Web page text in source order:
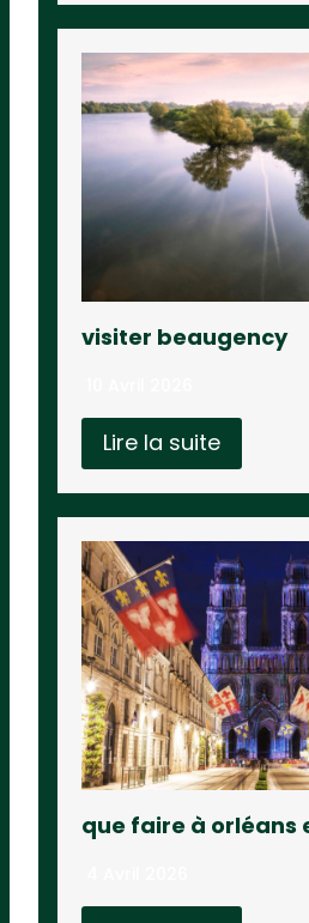
visiter beaugency
Lire la suite
que faire à orléans